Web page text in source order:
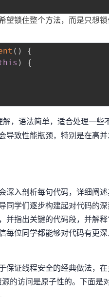
望锁住整个方法，而是只想
( )
{
)
{
解，语法简单，适合处理一些
致性能瓶颈，特别是在高
深入剖析每句代码，详细阐
同学们逐步构建起对代码的
并指出关键的代码段，并解
每位同学都能够对代码有更
保证线程安全的经典做法，
的访问是原子性的。下面是